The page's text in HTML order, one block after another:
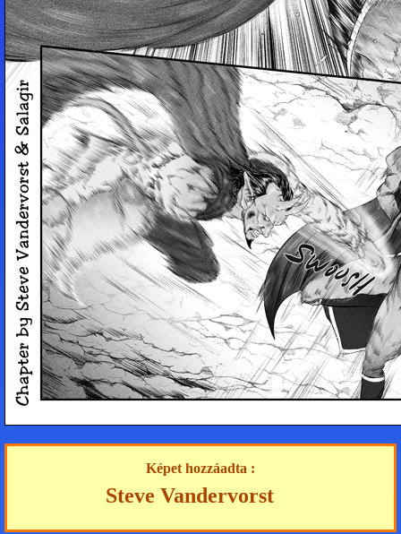
Képet hozzáadta :
Steve Vandervorst